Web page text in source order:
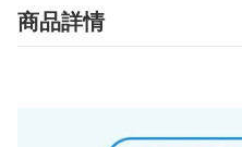
商品詳情